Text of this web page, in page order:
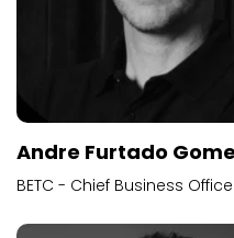
Andre Furtado
BETC - Chief Business